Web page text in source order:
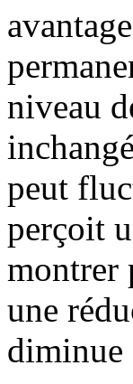
niveau
peut
perçoit
montrer
une
diminue